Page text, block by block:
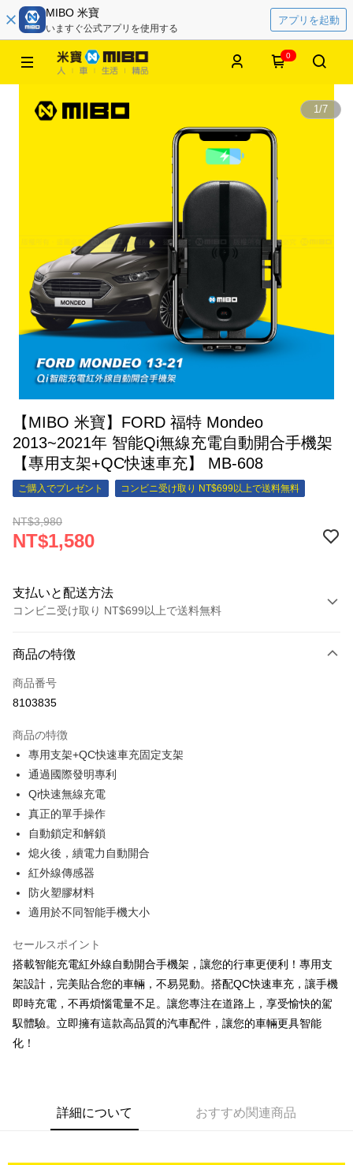
MIBO 米寶
いますぐ公式アプリを使用する
アプリを起動
0
1/7
【MIBO 米寶】FORD 福特 Mondeo
2013~2021年 智能Qi無線充電自動開合手機架
【專用支架+QC快速車充】 MB-608
ご購入でプレゼント コンビニ受け取り NT$699以上で送料無料
NT$3,980
NT$1,580
支払いと配送方法
コンビニ受け取り NT$699以上で送料無料
クレジットカード1回払い
クレジットカード分割払い
合作金庫商業銀行
華南商業銀行
上海商業儲蓄銀行
国泰世華商業銀行
台湾中小企業銀行
聯邦商業銀行
元大商業銀行
玉山商業銀行
台新國際商業銀行
台湾楽天クレジットカード会社
LINE Pay
Apple Pay
JKOPAY
Easy Wallet
Google Pay
Plus Pay
ATM払い
配送方法
全家取貨付款
7-11取貨付款
商品の特徴
商品番号
8103835
商品の特徴
專用支架+QC快速車充固定支架
通過國際發明專利
Qi快速無線充電
真正的單手操作
自動鎖定和解鎖
熄火後，續電力自動開合
紅外線傳感器
防火塑膠材料
適用於不同智能手機大小
セールスポイント
搭載智能充電紅外線自動開合手機架，讓您的行車更便利！專用支
架設計，完美貼合您的車輛，不易晃動。搭配QC快速車充，讓手機
即時充電，不再煩惱電量不足。讓您專注在道路上，享受愉快的駕
馭體驗。立即擁有這款高品質的汽車配件，讓您的車輛更具智能
化！
詳細について おすすめ関連商品